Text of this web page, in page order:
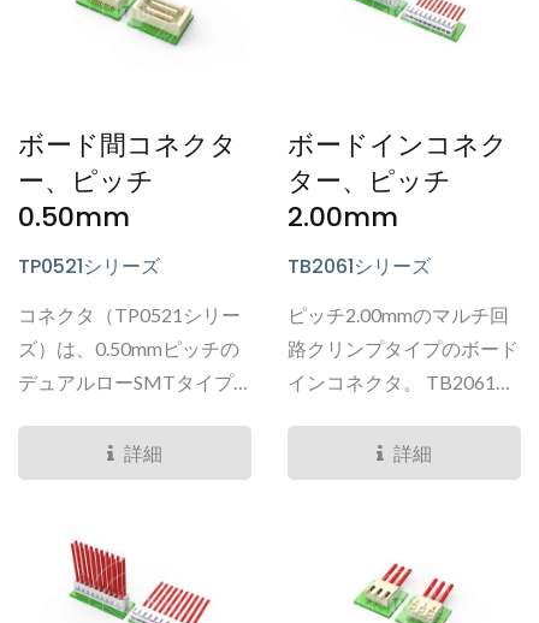
ボード間コネクタ
ー、ピッチ
0.50mm
TP0521シリーズ
コネクタ（TP0521シリー
ズ）は、0.50mmピッチの
デュアルローSMTタイプ
ズで、導電性を向上させる
ためにデュアルコンタクト
ています。...
詳細
ボードインコネク
ター、ピッチ
2.00mm
TB2061シリーズ
ピッチ2.00mmのマルチ回
路クリンプタイプのボード
インコネクタ。 TB2061コ
タイプのスルーホール設計
コネクタです。...
詳細